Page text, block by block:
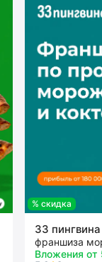
% скидка
33 пингвина
франшиза
Вложения